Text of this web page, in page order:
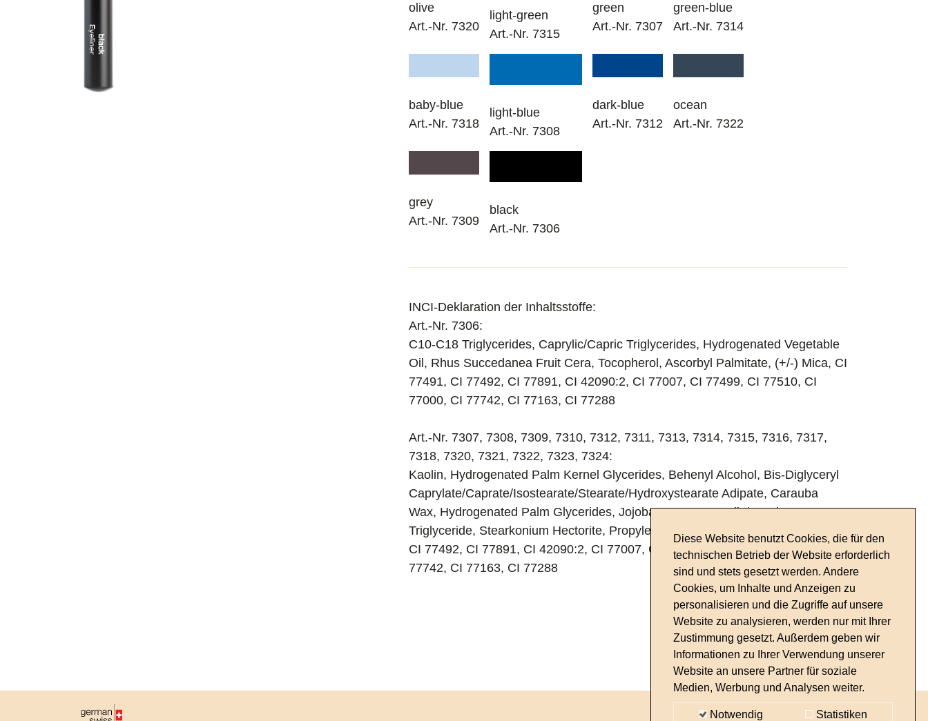
Diese Website benutzt Cookies, die für den
technischen Betrieb der Website erforderlich
sind und stets gesetzt werden. Andere
Cookies, um Inhalte und Anzeigen zu
personalisieren und die Zugriffe auf unsere
Website zu analysieren, werden nur mit Ihrer
Zustimmung gesetzt. Außerdem geben wir
Informationen zu Ihrer Verwendung unserer
Website an unsere Partner für soziale
Medien, Werbung und Analysen weiter.
Notwendig Statistiken
olive
Art.-Nr. 7320
light-green
Art.-Nr. 7315
green
Art.-Nr. 7307
green-blue
Art.-Nr. 7314
baby-blue
Art.-Nr. 7318
light-blue
Art.-Nr. 7308
dark-blue
Art.-Nr. 7312
ocean
Art.-Nr. 7322
grey
Art.-Nr. 7309
black
Art.-Nr. 7306
INCI-Deklaration der Inhaltsstoffe:
Art.-Nr. 7306:
C10-C18 Triglycerides, Caprylic/Capric Triglycerides, Hydrogenated Vegetable
Oil, Rhus Succedanea Fruit Cera, Tocopherol, Ascorbyl Palmitate, (+/-) Mica, CI
77491, CI 77492, CI 77891, CI 42090:2, CI 77007, CI 77499, CI 77510, CI
77000, CI 77742, CI 77163, CI 77288
Art.-Nr. 7307, 7308, 7309, 7310, 7312, 7311, 7313, 7314, 7315, 7316, 7317,
7318, 7320, 7321, 7322, 7323, 7324:
Kaolin, Hydrogenated Palm Kernel Glycerides, Behenyl Alcohol, Bis-Diglyceryl
Caprylate/Caprate/Isostearate/Stearate/Hydroxystearate Adipate, Carauba
Wax, Hydrogenated Palm Glycerides, Jojoba Esters, Caprylic/Capric
Triglyceride, Stearkonium Hectorite, Propylene Carbonate, (+/-) Mica, CI 77491,
CI 77492, CI 77891, CI 42090:2, CI 77007, CI 77499, CI 77510, CI 77000, CI
77742, CI 77163, CI 77288